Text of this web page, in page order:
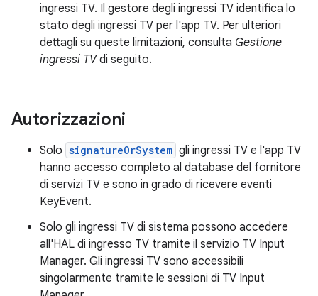
ingressi TV. Il gestore degli ingressi TV identifica lo
stato degli ingressi TV per l'app TV. Per ulteriori
dettagli su queste limitazioni, consulta Gestione
ingressi TVdi seguito.
Autorizzazioni
Solo signatureOrSystem gli ingressi TV e l'app TV
hanno accesso completo al database del fornitore
di servizi TV e sono in grado di ricevere eventi
KeyEvent.
Solo gli ingressi TV di sistema possono accedere
all'HAL di ingresso TV tramite il servizio TV Input
Manager. Gli ingressi TV sono accessibili
singolarmente tramite le sessioni di TV Input